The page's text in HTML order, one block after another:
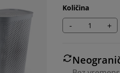
Količina
- +